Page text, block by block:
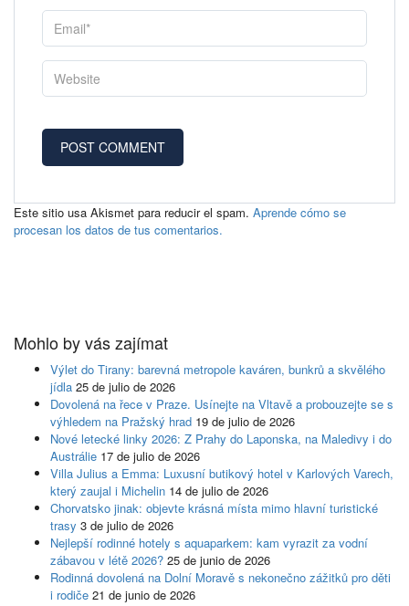
Este sitio usa Akismet para reducir el spam. Aprende cómo se
procesan los datos de tus comentarios.
Mohlo by vás zajímat
Výlet do Tirany: barevná metropole kaváren, bunkrů a skvělého
jídla 25 de julio de 2026
Dovolená na řece v Praze. Usínejte na Vltavě a probouzejte se s
výhledem na Pražský hrad 19 de julio de 2026
Nové letecké linky 2026: Z Prahy do Laponska, na Maledivy i do
Austrálie 17 de julio de 2026
Villa Julius a Emma: Luxusní butikový hotel v Karlových Varech,
který zaujal i Michelin 14 de julio de 2026
Chorvatsko jinak: objevte krásná místa mimo hlavní turistické
trasy 3 de julio de 2026
Nejlepší rodinné hotely s aquaparkem: kam vyrazit za vodní
zábavou v létě 2026? 25 de junio de 2026
Rodinná dovolená na Dolní Moravě s nekonečno zážitků pro děti
i rodiče 21 de junio de 2026